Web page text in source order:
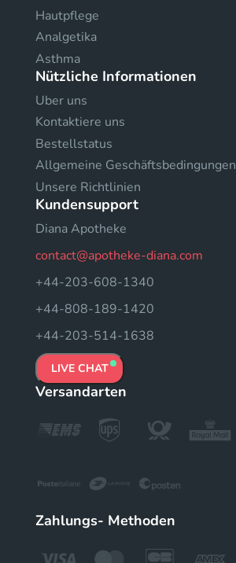
Hautpflege
Analgetika
Asthma
Nützliche Informationen
Uber uns
Kontaktiere uns
Bestellstatus
Allgemeine Geschäftsbedingungen
Unsere Richtlinien
Kundensupport
Diana Apotheke
contact@apotheke-diana.com
+44-203-608-1340
+44-808-189-1420
+44-203-514-1638
LIVE CHAT
Versandarten
Zahlungs- Methoden